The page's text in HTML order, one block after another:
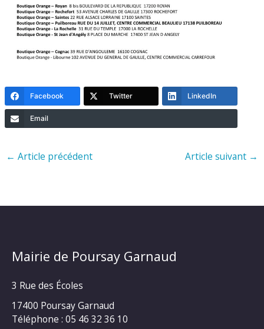
Facebook Twitter LinkedIn
Email
← Article précédent Article suivant →
Mairie de Poursay Garnaud
3 Rue des Écoles
17400 Poursay Garnaud
Téléphone : 05 46 32 36 10